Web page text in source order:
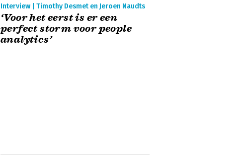
Interview | Timothy Desmet en Jeroen Naudts
‘Voor het eerst is er een
perfect storm voor people
analytics’